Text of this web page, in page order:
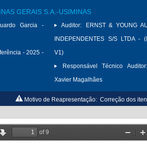
GERAIS S.A.-USIMINAS
Garcia -
- 2025 -
Auditor:
ERNST & YOUNG
INDEPENDENTES S/S LTDA -
V1)
Responsável Técnico Auditor:
Xavier Magalhães
Motivo de Reapresentação: Correção dos